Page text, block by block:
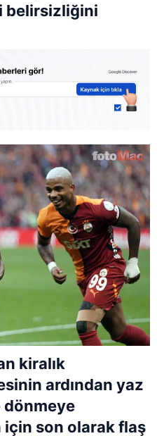
belirsizliğini
kiralık
ardından yaz
dönmeye
için son olarak flaş